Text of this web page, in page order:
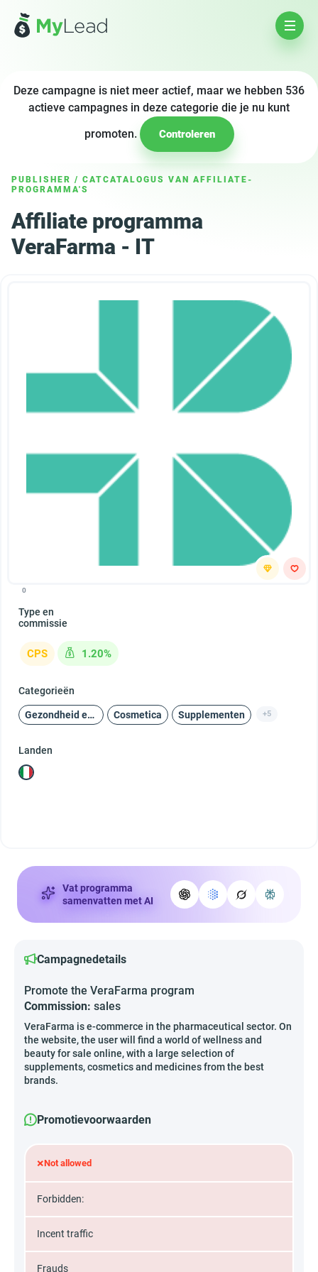
Deze campagne is niet meer actief, maar we hebben 536
actieve campagnes in deze categorie die je nu kunt
promoten.
Controleren
PUBLISHER / CATCATALOGUS VAN AFFILIATE-
PROGRAMMA'S
Affiliate programma
VeraFarma - IT
0
Type en
commissie
CPS 1.20%
Categorieën
Gezondheid en schoonheid Cosmetica Supplementen +5
Landen
Vat programma
samenvatten met AI
Campagnedetails
Promote the VeraFarma program
Commission: sales
VeraFarma is e-commerce in the pharmaceutical sector. On
the website, the user will find a world of wellness and
beauty for sale online, with a large selection of
supplements, cosmetics and medicines from the best
brands.
Promotievoorwaarden
×Not allowed
Forbidden:
Incent traffic
Frauds